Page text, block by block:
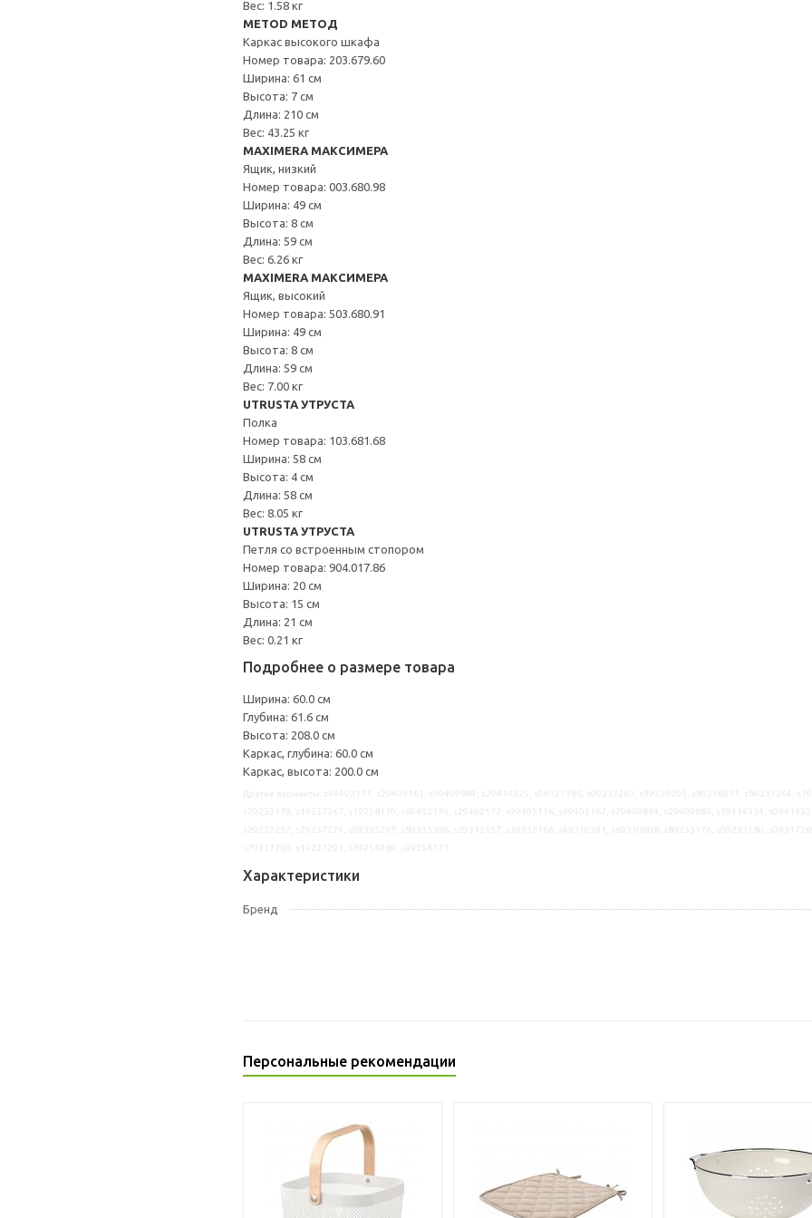
Вес: 1.58 кг
METOD МЕТОД
Каркас высокого шкафа
Номер товара: 203.679.60
Ширина: 61 см
Высота: 7 см
Длина: 210 см
Вес: 43.25 кг
MAXIMERA МАКСИМЕРА
Ящик, низкий
Номер товара: 003.680.98
Ширина: 49 см
Высота: 8 см
Длина: 59 см
Вес: 6.26 кг
MAXIMERA МАКСИМЕРА
Ящик, высокий
Номер товара: 503.680.91
Ширина: 49 см
Высота: 8 см
Длина: 59 см
Вес: 7.00 кг
UTRUSTA УТРУСТА
Полка
Номер товара: 103.681.68
Ширина: 58 см
Высота: 4 см
Длина: 58 см
Вес: 8.05 кг
UTRUSTA УТРУСТА
Петля со встроенным стопором
Номер товара: 904.017.86
Ширина: 20 см
Высота: 15 см
Длина: 21 см
Вес: 0.21 кг
Подробнее о размере товара
Ширина: 60.0 см
Глубина: 61.6 см
Высота: 208.0 см
Каркас, глубина: 60.0 см
Каркас, высота: 200.0 см
Характеристики
Бренд
Персональные рекомендации